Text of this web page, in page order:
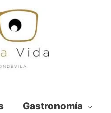
Gastronomía